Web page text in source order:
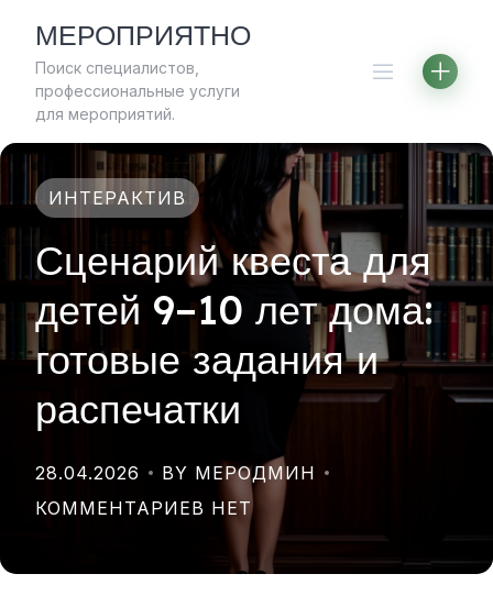
content
МЕРОПРИЯТНО
Поиск специалистов,
профессиональные услуги
для мероприятий.
ИНТЕРАКТИВ
Сценарий квеста для
детей 9–10 лет дома:
готовые задания и
распечатки
28.04.2026
BY МЕРОДМИН
КОММЕНТАРИЕВ НЕТ